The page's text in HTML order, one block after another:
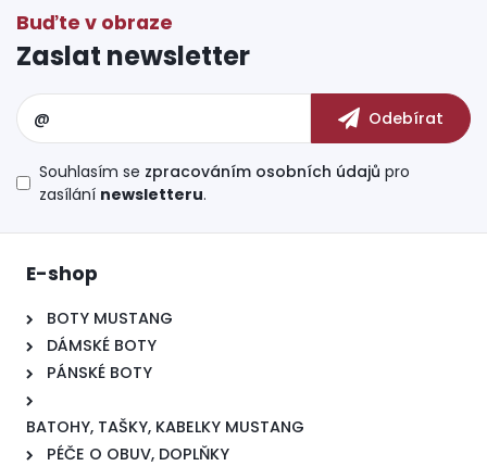
Zaslat newsletter
Souhlasím se zpracováním osobních údajů pro
zasílání newsletteru.
E-shop
BOTY MUSTANG
DÁMSKÉ BOTY
PÁNSKÉ BOTY
BATOHY, TAŠKY, KABELKY MUSTANG
PÉČE O OBUV, DOPLŇKY